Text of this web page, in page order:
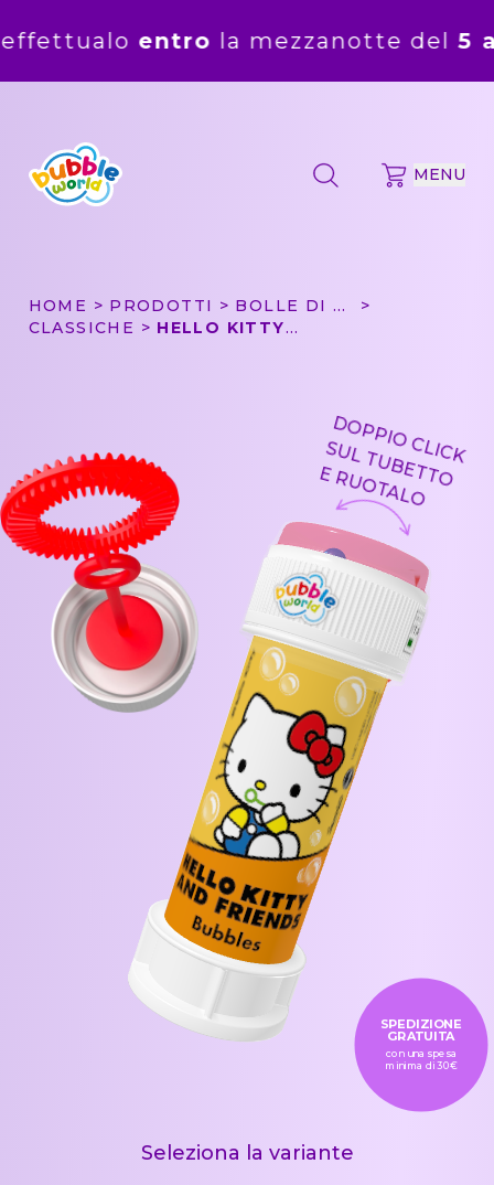
entrola mezzanotte del5 agosto.
MENU
HOME PRODOTTI
BOLLE DI SAPONE
CLASSICHE
HELLO KITTY & FRIENDS - BOLLA DI SAPONE BUBBLE WORLD
DOPPIO CLICK
SUL TUBETTO
E RUOTALO
SPEDIZIONE
GRATUITA
con una spesa
minima di 30€
Seleziona la variante